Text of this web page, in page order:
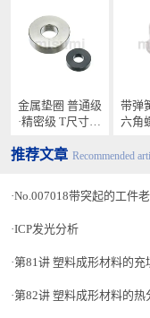
金属垫圈 普通级
·精密级 T尺寸指
带弹
六角
推荐文章 Recommended
No.007018带突起的工件
ICP发光分析
第81讲 塑料成形材料的充
第82讲 塑料成形材料的热